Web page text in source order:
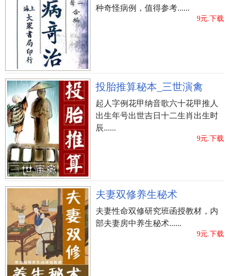
种奇怪病例，值得参考......
9元.下载
投胎推算秘本_三世演禽
起人字例花甲纳音歌六十花甲推人
出生年号出世吉日十二生肖出生时
辰......
9元.下载
夫妻双修养生秘术
夫妻性命双修研究班函授教材，内
部夫妻房中养生秘术......
9元.下载